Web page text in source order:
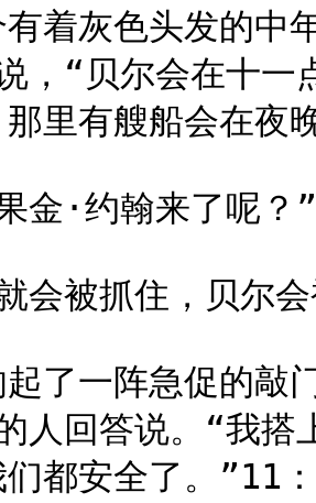
着灰色头发的中
，“贝尔会在十一
里有艘船会在夜
金·约翰来了呢？
会被抓住，贝尔
了一阵急促的敲
人回答说。“我
都安全了。”11